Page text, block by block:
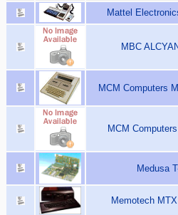
Mattel
MBC
MCM Computers
MCM
Medusa
Memotech